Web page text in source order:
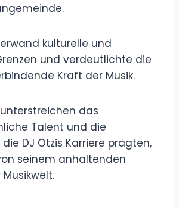
kulturelle und
und verdeutlichte die
Kraft der Musik.
das
Talent und die
DJ Ötzis Karriere prägten,
seinem anhaltenden